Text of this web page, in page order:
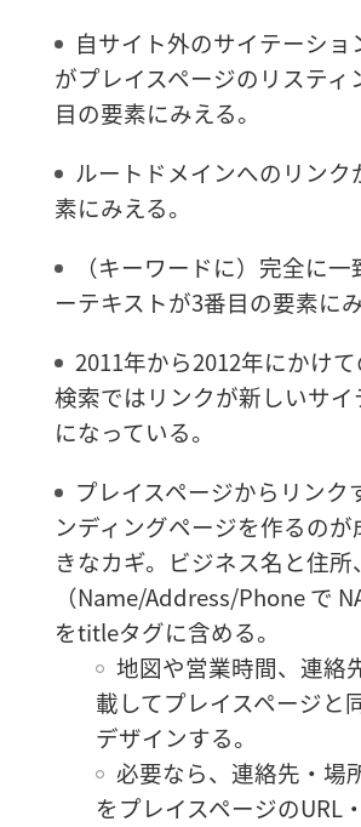
自サイト外のサイテーショ
がプレイスページのリスティ
目の要素にみえる。
ルートドメインへのリンク
素にみえる。
（キーワードに）完全に
ーテキストが3番目の要素にみ
2011年から2012年にかけ
検索ではリンクが新しいサイ
になっている。
プレイスページからリンク
ンディングページを作るのが
きなカギ。ビジネス名と住
（Name/Address/Phone で
をtitleタグに含める。
地図や営業時間、連絡
載してプレイスページと
デザインする。
必要なら、連絡先・場
をプレイスページのURL